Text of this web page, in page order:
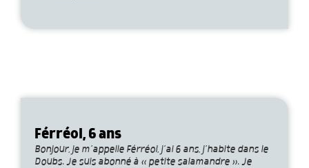
Férréol, 6 ans
Bonjour, je m’appelle Férréol, j’ai 6 ans, j’habite dans le
Doubs. Je suis abonné à « petite salamandre ». Je